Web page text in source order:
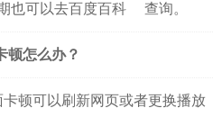
也可以去百度百科 查询。
顿怎么办？
卡顿可以刷新网页或者更换播放